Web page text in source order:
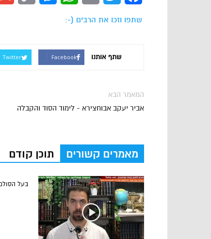
שתפו וזכו את הרבים (-:
שתף אותנו Facebook
Twitter
המאמר הבא
אביר יעקב אבוחצירא - לימוד הסוד והקבלה
מאמרים קשורים תוכן קודם
בעל